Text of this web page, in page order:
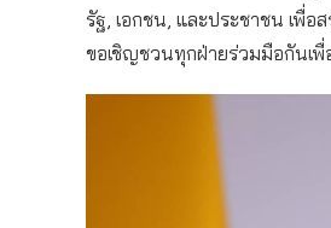
รัฐ, เอกชน, และประชาชน เพื่อ
ขอเชิญชวนทุกฝ่ายร่วมมือกันเพื่